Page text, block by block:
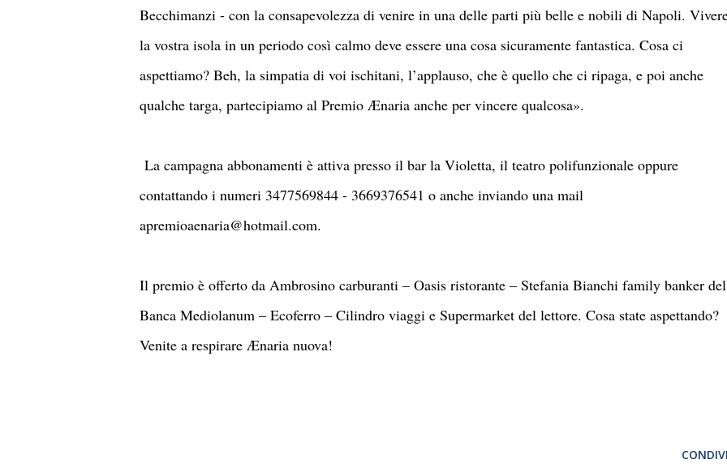
Becchimanzi - con la consapevolezza di venire in una delle parti più belle e nobili di Napoli.
la vostra isola in un periodo così calmo deve essere una cosa sicuramente fantastica. Cosa ci
aspettiamo? Beh, la simpatia di voi ischitani, l’applauso, che è quello che ci ripaga, e poi anche
qualche targa, partecipiamo al Premio Ænaria anche per vincere qualcosa».
La campagna abbonamenti è attiva presso il bar la Violetta, il teatro polifunzionale oppure
contattando i numeri 3477569844 - 3669376541 o anche inviando una mail
apremioaenaria@hotmail.com.
Il premio è offerto da Ambrosino carburanti – Oasis ristorante – Stefania Bianchi family banker
Banca Mediolanum – Ecoferro – Cilindro viaggi e Supermarket del lettore. Cosa state aspettando?
Venite a respirare Ænaria nuova!